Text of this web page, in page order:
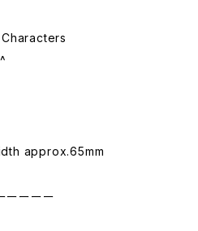
approx.65mm
ーーーー